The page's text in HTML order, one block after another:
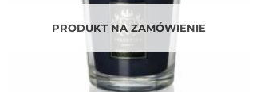
PRODUKT NA ZAMÓWIENIE